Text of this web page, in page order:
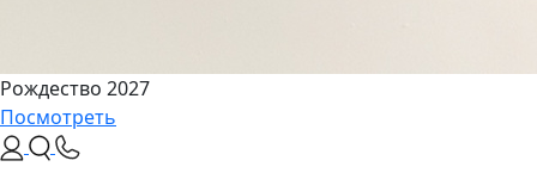
Рождество 2027
Посмотреть